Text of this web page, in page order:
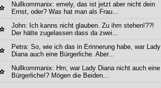
Nullkommanix: emely, das ist jetzt aber nicht dein
Ernst, oder? Was hat man als Frau...
John: Ich kanns nicht glauben. Zu ihm stehen!??!
Der hätte zugelassen dass da zwei...
Petra: So, wie ich das in Erinnerung habe, war Lady
Diana auch eine Bürgerliche. Aber...
Nullkommanix: Hm, war Lady Diana nicht auch eine
Bürgerliche!? Mögen die Beiden...